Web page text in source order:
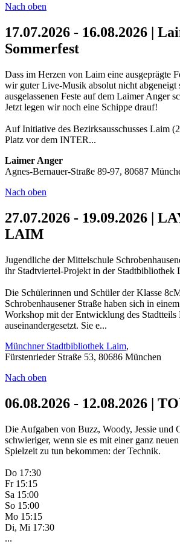
Nach oben
17.07.2026 - 16.08.2026 |
Sommerfest
Dass im Herzen von Laim eine ausgeprägte
wir guter Live-Musik absolut nicht abgeneigt
ausgelassenen Feste auf dem Laimer Anger
Jetzt legen wir noch eine Schippe drauf!
Auf Initiative des Bezirksausschusses Laim
Platz vor dem INTER...
Laimer Anger
Agnes-Bernauer-Straße 89-97, 80687
Nach oben
27.07.2026 - 19.09.2026 |
LAIM
Jugendliche der Mittelschule
ihr Stadtviertel-Projekt in der Stadtbibliothek
Die Schülerinnen und Schüler der Klasse
Schrobenhausener Straße haben sich in
Workshop mit der Entwicklung des Stadtteils
auseinandergesetzt. Sie e...
Münchner Stadtbibliothek Laim,
Fürstenrieder Straße 53, 80686 München
Nach oben
06.08.2026 - 12.08.2026 |
Die Aufgaben von Buzz, Woody, Jessie und
schwieriger, wenn sie es mit einer ganz
Spielzeit zu tun bekommen: der Technik.
Do 17:30
Fr 15:15
Sa 15:00
So 15:00
Mo 15:15
Di, Mi 17:30
...